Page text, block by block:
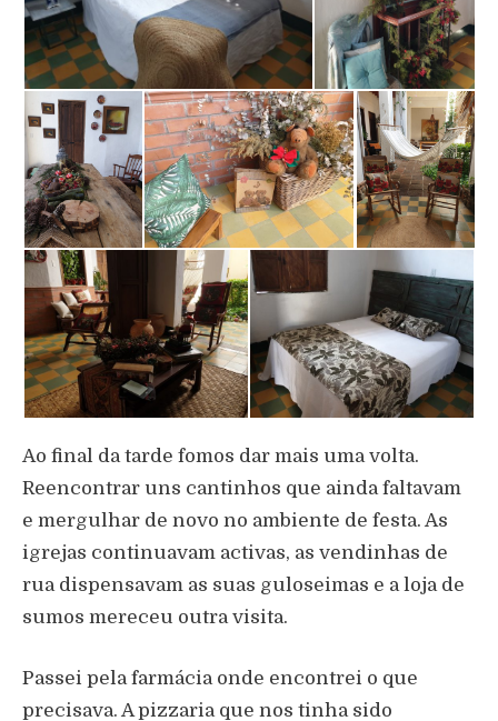
Ao final da tarde fomos dar mais uma volta.
Reencontrar uns cantinhos que ainda faltavam
e mergulhar de novo no ambiente de festa. As
igrejas continuavam activas, as vendinhas de
rua dispensavam as suas guloseimas e a loja de
sumos mereceu outra visita.
Passei pela farmácia onde encontrei o que
precisava. A pizzaria que nos tinha sido